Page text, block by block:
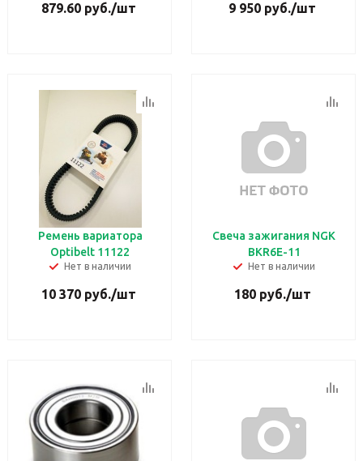
879.60руб./шт 9 950 руб./шт
Ремень вариатора
Optibelt 11122
Нет в наличии
10 370руб./шт
Свеча зажигания NGK
BKR6E-11
Нет в наличии
180руб./шт